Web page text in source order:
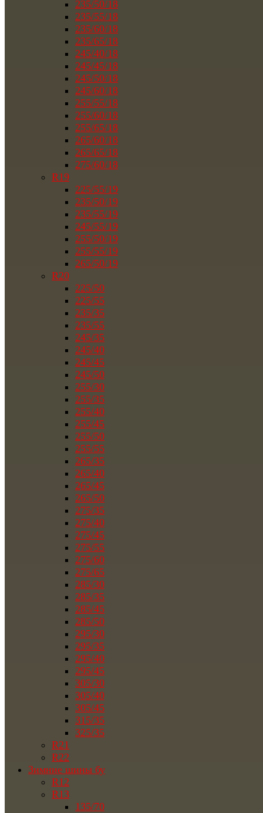
235/50/18
235/55/18
235/60/18
235/65/18
245/40/18
245/45/18
245/50/18
245/60/18
255/55/18
255/60/18
255/65/18
265/60/18
265/65/18
275/60/18
R19
225/55/19
235/50/19
235/55/19
245/55/19
255/50/19
255/55/19
265/50/19
R20
225/50
225/55
235/35
235/55
245/35
245/40
245/45
245/50
255/30
255/35
255/40
255/45
255/50
255/55
265/35
265/40
265/45
265/50
275/35
275/40
275/45
275/55
275/60
275/65
285/30
285/35
285/45
285/50
295/30
295/35
295/40
295/45
305/30
305/40
305/45
315/35
325/35
R21
R22
Зимние шины бу
R12
R13
135/70